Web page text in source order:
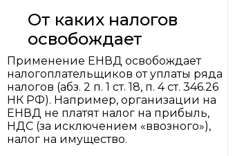
От каких налогов
освобождает
Применение ЕНВД освобождает
налогоплательщиков от уплаты ряда
налогов (абз. 2 п. 1 ст. 18, п. 4 ст. 346.26
НК РФ). Например, организации на
ЕНВД не платят налог на прибыль,
НДС (за исключением «ввозного»),
налог на имущество.